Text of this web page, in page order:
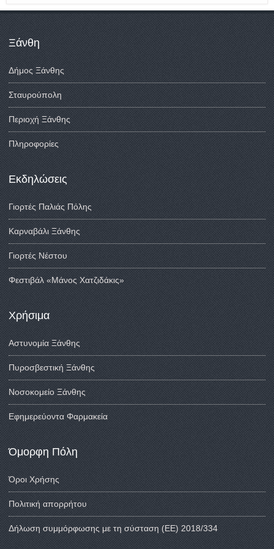
Ξάνθη
Δήμος Ξάνθης
Σταυρούπολη
Περιοχή Ξάνθης
Πληροφορίες
Εκδηλώσεις
Γιορτές Παλιάς Πόλης
Καρναβάλι Ξάνθης
Γιορτές Νέστου
Φεστιβάλ «Μάνος Χατζιδάκις»
Χρήσιμα
Αστυνομία Ξάνθης
Πυροσβεστική Ξάνθης
Νοσοκομείο Ξάνθης
Εφημερεύοντα Φαρμακεία
Όμορφη Πόλη
Όροι Χρήσης
Πολιτική απορρήτου
Δήλωση συμμόρφωσης με τη σύσταση (ΕΕ) 2018/334